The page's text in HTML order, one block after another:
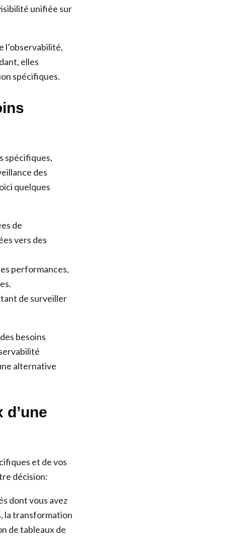
unifiée sur
l’observabilité,
elles
spécifiques.
spécifiques,
des
quelques
de
vers des
performances,
de surveiller
besoins
alternative
et de vos
décision:
dont vous avez
la transformation
de tableaux de